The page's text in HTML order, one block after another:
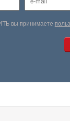
вы принимаете